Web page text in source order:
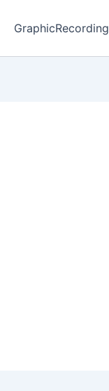
GraphicRecording